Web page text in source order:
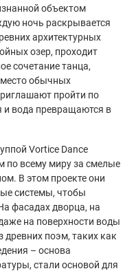
объектом
ночь раскрывается
архитектурных
озер, проходит
сочетание танца,
обычных
пройти по
и вода превращаются в
Vortice Dance
по всему миру за смелые
В этом проекте они
системы, чтобы
фасадах дворца, на
на поверхности воды
поэм, таких как
– основа
стали основой для